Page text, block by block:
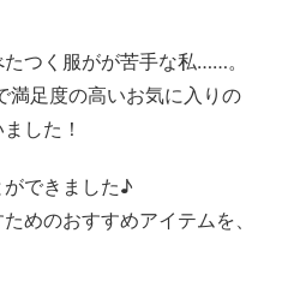
つく服がが苦手な私……。
足度の高いお気に入りの
した！
できました♪
めのおすすめアイテムを、